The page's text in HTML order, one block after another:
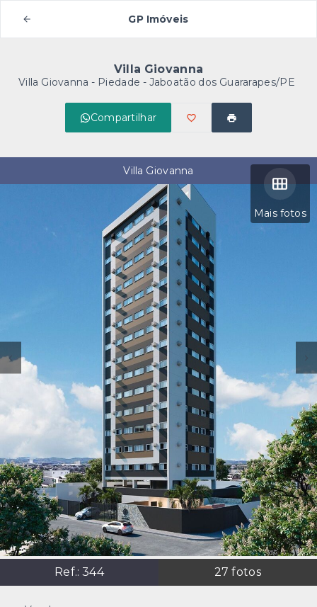
GP Imóveis
Villa Giovanna
Villa Giovanna - Piedade - Jaboatão dos Guararapes/PE
Compartilhar
Mais fotos
Ref.:344 27 fotos
Villa Giovanna